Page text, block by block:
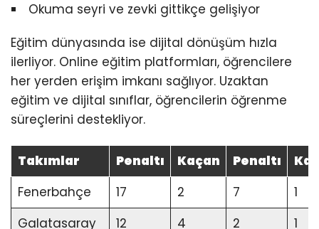
Okuma seyri ve zevki gittikçe gelişiyor
Eğitim dünyasında ise dijital dönüşüm hızla
ilerliyor. Online eğitim platformları, öğrencilere
her yerden erişim imkanı sağlıyor. Uzaktan
eğitim ve dijital sınıflar, öğrencilerin öğrenme
süreçlerini destekliyor.
Takımlar Penaltı Kaçan Penaltı
Fenerbahçe
17 2 7
1
Galatasaray
12 4 2 1